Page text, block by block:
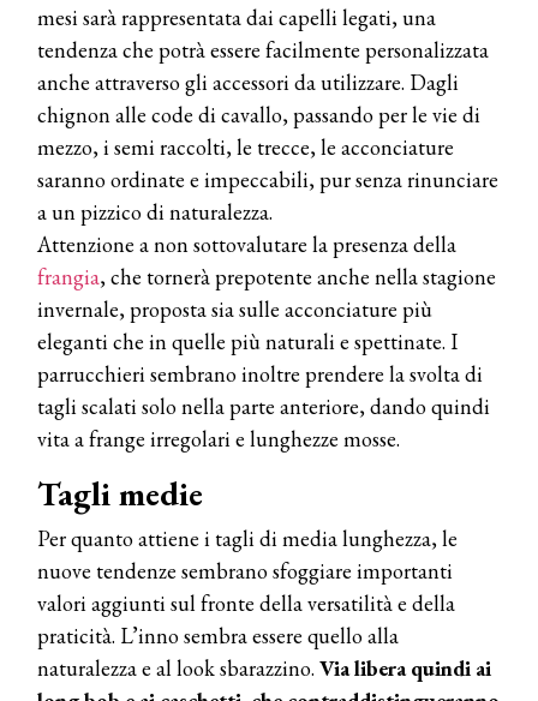
mesi sarà rappresentata dai capelli legati, una
tendenza che potrà essere facilmente personalizzata
anche attraverso gli accessori da utilizzare. Dagli
chignon alle code di cavallo, passando per le vie di
mezzo, i semi raccolti, le trecce, le acconciature
saranno ordinate e impeccabili, pur senza rinunciare
a un pizzico di naturalezza.
Attenzione a non sottovalutare la presenza della
frangia, che tornerà prepotente anche nella stagione
invernale, proposta sia sulle acconciature più
eleganti che in quelle più naturali e spettinate. I
parrucchieri sembrano inoltre prendere la svolta di
tagli scalati solo nella parte anteriore, dando quindi
vita a frange irregolari e lunghezze mosse.
Tagli medie
Per quanto attiene i tagli di media lunghezza, le
nuove tendenze sembrano sfoggiare importanti
valori aggiunti sul fronte della versatilità e della
praticità. L’inno sembra essere quello alla
naturalezza e al look sbarazzino. Via libera quindi ai